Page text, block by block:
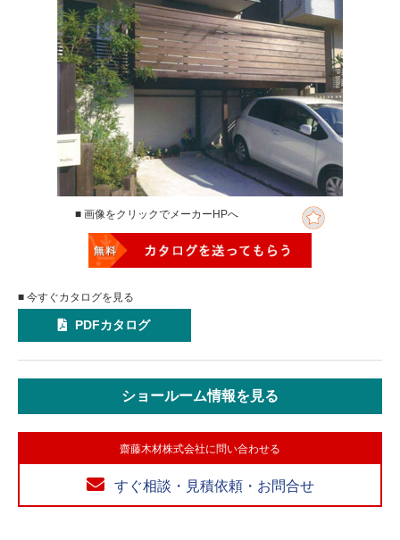
■ 画像をクリックでメーカーHPへ
■ 今すぐカタログを見る
PDFカタログ
ショールーム情報を見る
齋藤木材株式会社に問い合わせる
すぐ相談・見積依頼・お問合せ